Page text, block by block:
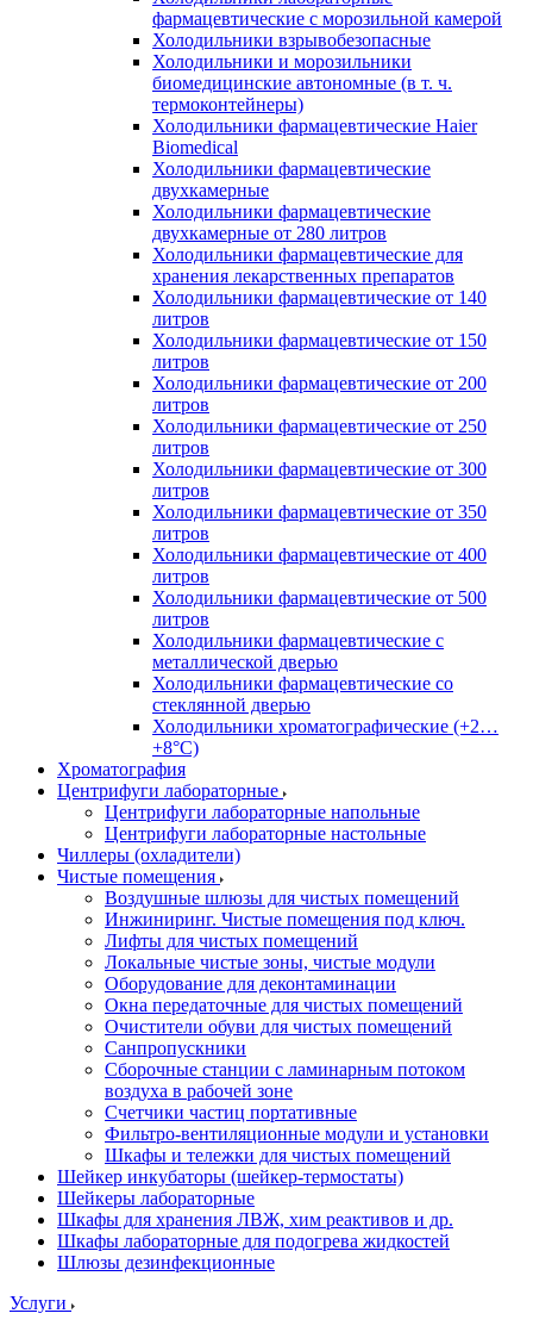
фармацевтические с морозильной камерой
Холодильники взрывобезопасные
Холодильники и морозильники
биомедицинские автономные (в т. ч.
термоконтейнеры)
Холодильники фармацевтические Haier
Biomedical
Холодильники фармацевтические
двухкамерные
Холодильники фармацевтические
двухкамерные от 280 литров
Холодильники фармацевтические для
хранения лекарственных препаратов
Холодильники фармацевтические от 140
литров
Холодильники фармацевтические от 150
литров
Холодильники фармацевтические от 200
литров
Холодильники фармацевтические от 250
литров
Холодильники фармацевтические от 300
литров
Холодильники фармацевтические от 350
литров
Холодильники фармацевтические от 400
литров
Холодильники фармацевтические от 500
литров
Холодильники фармацевтические с
металлической дверью
Холодильники фармацевтические со
стеклянной дверью
Холодильники хроматографические (+2…
+8°C)
Хроматография
Центрифуги лабораторные
Центрифуги лабораторные напольные
Центрифуги лабораторные настольные
Чиллеры (охладители)
Чистые помещения
Воздушные шлюзы для чистых помещений
Инжиниринг. Чистые помещения под ключ.
Лифты для чистых помещений
Локальные чистые зоны, чистые модули
Оборудование для деконтаминации
Окна передаточные для чистых помещений
Очистители обуви для чистых помещений
Санпропускники
Сборочные станции с ламинарным потоком
воздуха в рабочей зоне
Счетчики частиц портативные
Фильтро-вентиляционные модули и установки
Шкафы и тележки для чистых помещений
Шейкер инкубаторы (шейкер-термостаты)
Шейкеры лабораторные
Шкафы для хранения ЛВЖ, хим реактивов и др.
Шкафы лабораторные для подогрева жидкостей
Шлюзы дезинфекционные
Услуги